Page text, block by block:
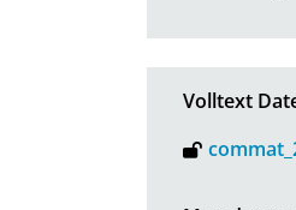
Volltext